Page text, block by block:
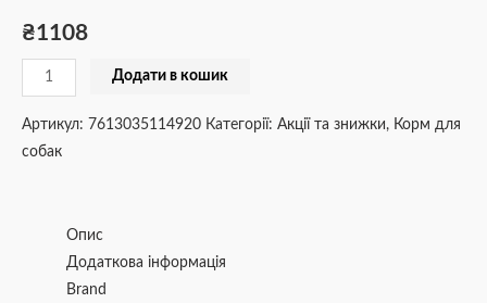
₴1108
Додати в кошик
Артикул: 7613035114920 Категорії: Акції та знижки, Корм для
собак
Опис
Додаткова інформація
Brand